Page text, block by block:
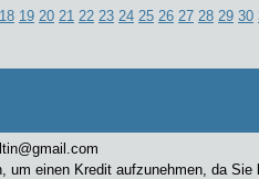
18 19 20 21 22 23 24 25 26 27 28 29 30
um einen Kredit aufzunehmen, da